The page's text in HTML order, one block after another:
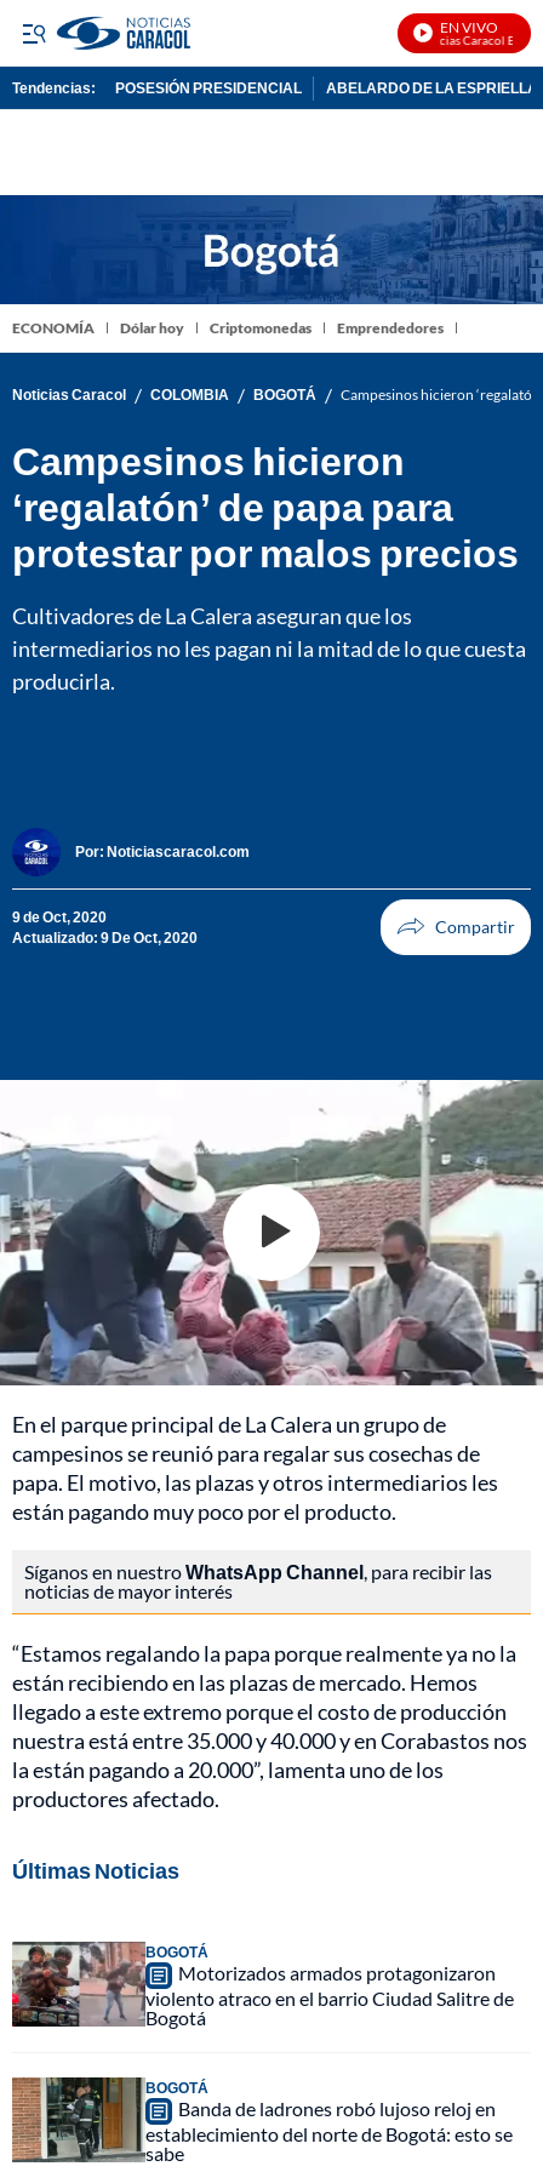
EN VIVO
Noticias Caracol En Vivo
Tendencias: POSESIÓN PRESIDENCIAL ABELARDO DE LA ESPRIELLA
ECONOMÍA Dólar hoy Criptomonedas Emprendedores
Noticias Caracol / COLOMBIA / BOGOTÁ / Campesinos hicieron
Campesinos hicieron
‘regalatón’ de papa para
protestar por malos precios
Cultivadores de La Calera aseguran que los
intermediarios no les pagan ni la mitad de lo que cuesta
producirla.
Por: Noticiascaracol.com
9 de Oct, 2020
Actualizado: 9 De Oct, 2020
En el parque principal de La Calera un grupo de
campesinos se reunió para regalar sus cosechas de
papa. El motivo, las plazas y otros intermediarios les
están pagando muy poco por el producto.
Síganos en nuestroWhatsApp Channel , para recibir las
noticias de mayor interés
“Estamos regalando la papa porque realmente ya no la
están recibiendo en las plazas de mercado. Hemos
llegado a este extremo porque el costo de producción
nuestra está entre 35.000 y 40.000 y en Corabastos nos
la están pagando a 20.000”, lamenta uno de los
productores afectado.
Últimas Noticias
BOGOTÁ
Motorizados armados protagonizaron
violento atraco en el barrio Ciudad Salitre de
Bogotá
BOGOTÁ
Banda de ladrones robó lujoso reloj en
establecimiento del norte de Bogotá: esto se
sabe